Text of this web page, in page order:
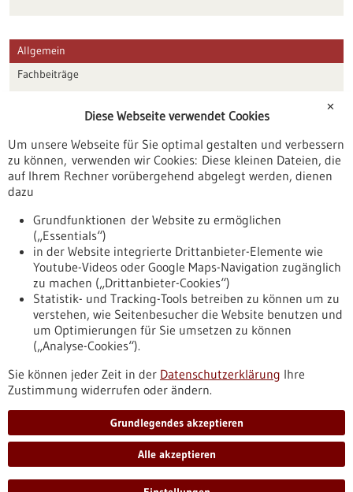
Allgemein
Fachbeiträge
Veranstaltungen
Erscheinungsdatum
Nach oben
Informiert bleiben
Newsletter abonnieren
✕
Diese Webseite verwendet Cookies
Um unsere Webseite für Sie optimal gestalten und verbessern
zu können, verwenden wir Cookies: Diese kleinen Dateien, die
auf Ihrem Rechner vorübergehend abgelegt werden, dienen
dazu
Grundfunktionen der Website zu ermöglichen
(„Essentials“)
in der Website integrierte Drittanbieter-Elemente wie
Youtube-Videos oder Google Maps-Navigation zugänglich
zu machen („Drittanbieter-Cookies“)
Statistik- und Tracking-Tools betreiben zu können um zu
verstehen, wie Seitenbesucher die Website benutzen und
um Optimierungen für Sie umsetzen zu können
(„Analyse-Cookies“).
Sie können jeder Zeit in der Datenschutzerklärung Ihre
Zustimmung widerrufen oder ändern.
Grundlegendes akzeptieren
Alle akzeptieren